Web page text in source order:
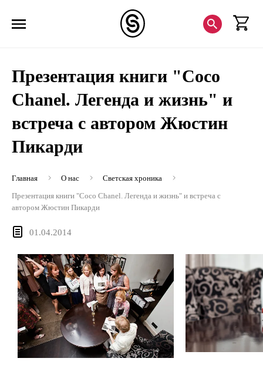
Презентация книги "Coco
Chanel. Легенда и жизнь" и
встреча с автором Жюстин
Пикарди
Главная О нас
Светская хроника
Презентация книги "Coco Chanel. Легенда и жизнь" и встреча с
автором Жюстин Пикарди
01.04.2014